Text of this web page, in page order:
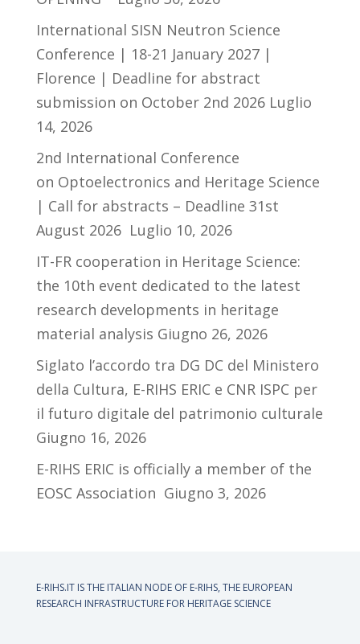
International SISN Neutron Science
Conference | 18-21 January 2027 |
Florence | Deadline for abstract
submission on October 2nd 2026 Luglio
14, 2026
2nd International Conference
on Optoelectronics and Heritage Science
| Call for abstracts – Deadline 31st
August 2026 Luglio 10, 2026
IT-FR cooperation in Heritage Science:
the 10th event dedicated to the latest
research developments in heritage
material analysis Giugno 26, 2026
Siglato l’accordo tra DG DC del Ministero
della Cultura, E-RIHS ERIC e CNR ISPC per
il futuro digitale del patrimonio culturale
Giugno 16, 2026
E-RIHS ERIC is officially a member of the
EOSC Association Giugno 3, 2026
E-RIHS.IT IS THE ITALIAN NODE OF E-RIHS, THE EUROPEAN
RESEARCH INFRASTRUCTURE FOR HERITAGE SCIENCE